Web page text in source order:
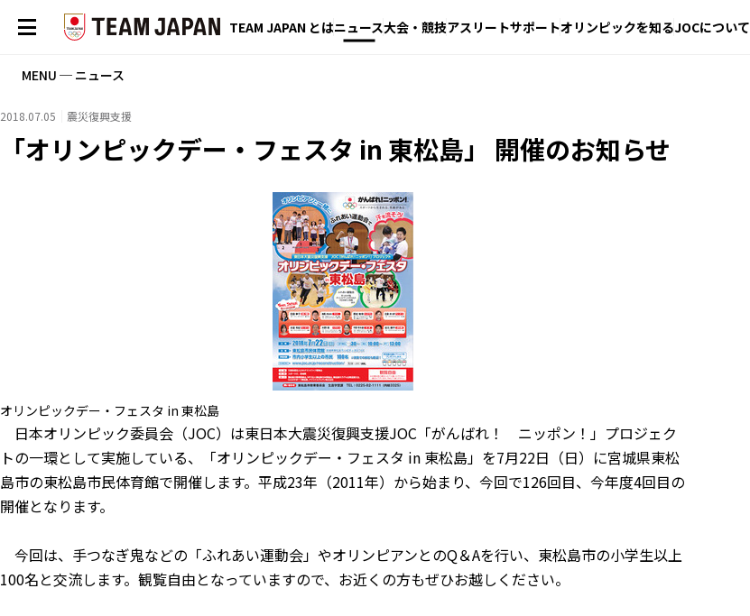
TEAM JAPAN とはニュース大会・競技アスリートサポートオリンピックを知るJOCについて
MENU ─ ニュース
2018.07.05 震災復興支援
「オリンピックデー・フェスタ in 東松島」 開催のお知らせ
オリンピックデー・フェスタ in 東松島
日本オリンピック委員会（JOC）は東日本大震災復興支援JOC「がんばれ！ ニッポン！」プロジェク
トの一環として実施している、「オリンピックデー・フェスタ in 東松島」を7月22日（日）に宮城県東松
島市の東松島市民体育館で開催します。平成23年（2011年）から始まり、今回で126回目、今年度4回目の
開催となります。
今回は、手つなぎ鬼などの「ふれあい運動会」やオリンピアンとのQ＆Aを行い、東松島市の小学生以上
100名と交流します。観覧自由となっていますので、お近くの方もぜひお越しください。